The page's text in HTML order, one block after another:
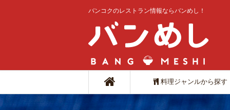
バンコクのレストラン情報ならバンめし！
料理ジャンルから探す